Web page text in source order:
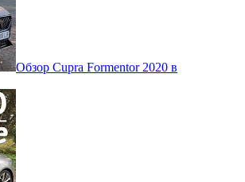
Обзор Cupra Formentor 2020 в